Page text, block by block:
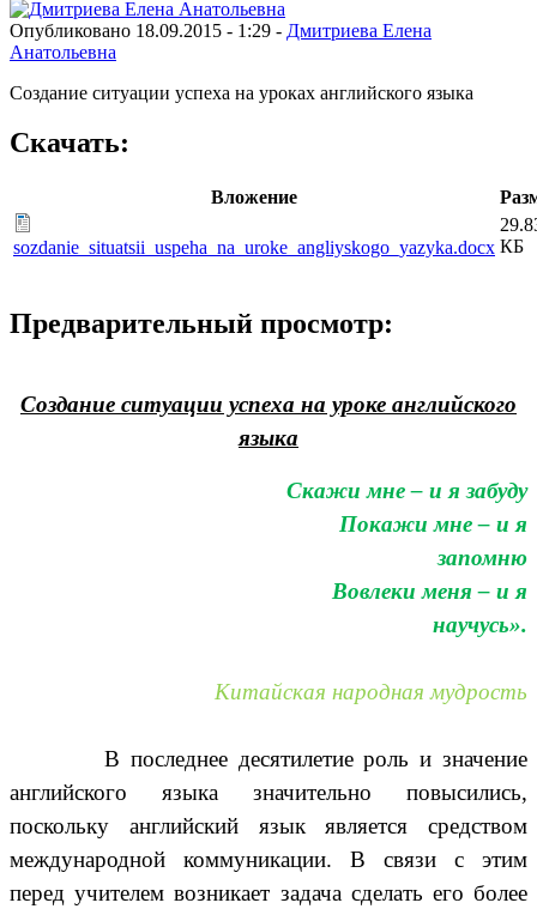
Опубликовано 18.09.2015 - 1:29 - Дмитриева Елена
Анатольевна
Создание ситуации успеха на уроках английского языка
Скачать:
Вложение
sozdanie_situatsii_uspeha_na_uroke_angliyskogo_yazyka.docx КБ
Предварительный просмотр:
Создание ситуации успеха на уроке английского
языка
Скажи мне – и я забуду
Покажи мне – и я
запомню
Вовлеки меня – и я
научусь».
Китайская народная мудрость
В последнее десятилетие роль и значение
английского языка значительно повысились,
поскольку английский язык является средством
международной коммуникации. В связи с этим
перед учителем возникает задача сделать его более